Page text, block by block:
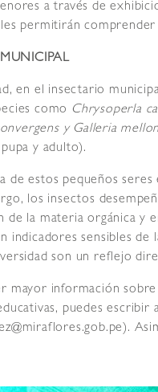
a través de
permitirán
en el insectario
como Chrysoperla
y Galleria
y adulto).
de estos pequeños
los insectos
de la materia orgánica y
indicadores sensibles de
son un reflejo
mayor información
puedes escribir